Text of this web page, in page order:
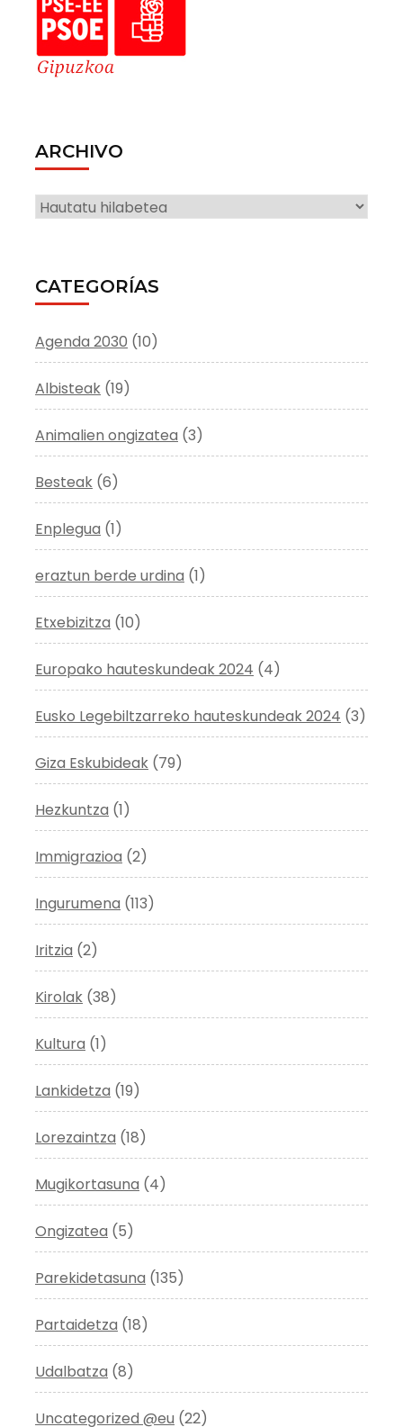
ARCHIVO
ARCHIVO
CATEGORÍAS
Agenda 2030 (10)
Albisteak (19)
Animalien ongizatea (3)
Besteak (6)
Enplegua (1)
eraztun berde urdina (1)
Etxebizitza (10)
Europako hauteskundeak 2024 (4)
Eusko Legebiltzarreko hauteskundeak 2024 (3)
Giza Eskubideak (79)
Hezkuntza (1)
Immigrazioa (2)
Ingurumena (113)
Iritzia (2)
Kirolak (38)
Kultura (1)
Lankidetza (19)
Lorezaintza (18)
Mugikortasuna (4)
Ongizatea (5)
Parekidetasuna (135)
Partaidetza (18)
Udalbatza (8)
Uncategorized @eu (22)